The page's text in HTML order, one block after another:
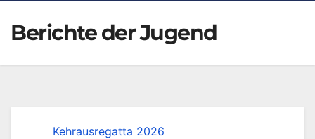
Berichte der Jugend
Kehrausregatta 2026